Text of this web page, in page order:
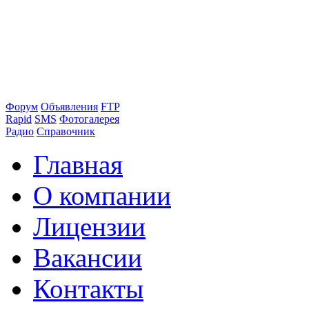
Форум Объявления FTP
Rapid SMS Фотогалерея
Радио Справочник
Главная
О компании
Лицензии
Вакансии
Контакты